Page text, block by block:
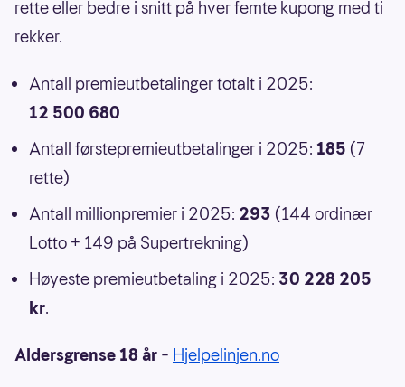
rette eller bedre i snitt på hver femte kupong med ti
rekker.
Antall premieutbetalinger totalt i 2025:
12 500 680
Antall førstepremieutbetalinger i 2025: 185 (7
rette)
Antall millionpremier i 2025: 293 (144 ordinær
Lotto + 149 på Supertrekning)
Høyeste premieutbetaling i 2025: 30 228 205
kr.
Aldersgrense 18 år – Hjelpelinjen.no